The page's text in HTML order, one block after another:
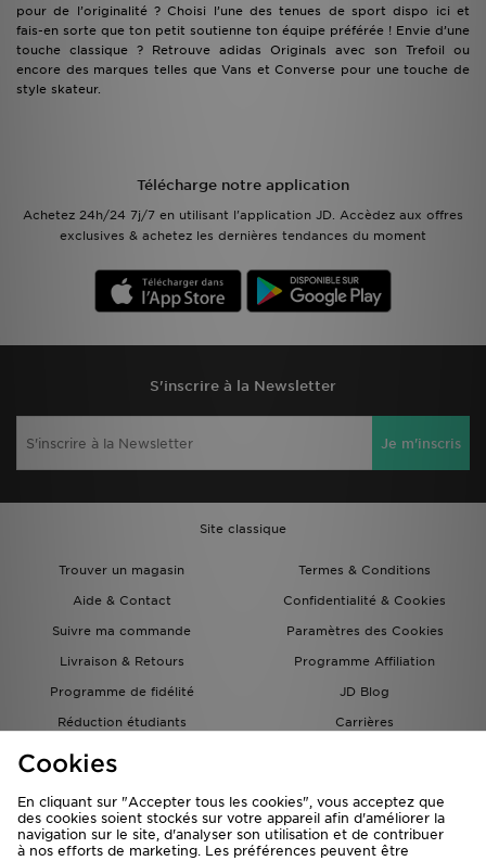
pour de l’originalité ? Choisi l’une des tenues de sport dispo ici et
fais-en sorte que ton petit soutienne ton équipe préférée ! Envie d’une
touche classique ? Retrouve adidas Originals avec son Trefoil ou
encore des marques telles que Vans et Converse pour une touche de
style skateur.
Télécharge notre application
Achetez 24h/24 7j/7 en utilisant l'application JD. Accèdez aux offres
exclusives & achetez les dernières tendances du moment
S'inscrire à la Newsletter
Je m'inscris
Site classique
Trouver un magasin
Termes & Conditions
Aide & Contact
Confidentialité & Cookies
Suivre ma commande
Paramètres des Cookies
Livraison & Retours
Programme Affiliation
Programme de fidélité
JD Blog
Réduction étudiants
Carrières
Carte Cadeau
Cookies
En cliquant sur "Accepter tous les cookies", vous acceptez que
des cookies soient stockés sur votre appareil afin d'améliorer la
navigation sur le site, d'analyser son utilisation et de contribuer
à nos efforts de marketing. Les préférences peuvent être